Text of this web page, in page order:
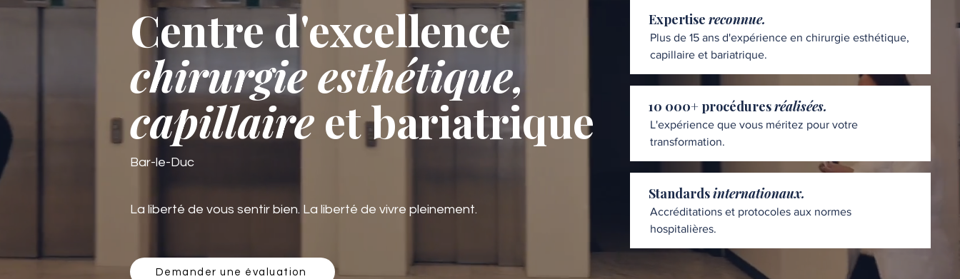
Centre d'excellence
chirurgie esthétique,
capillaire et bariatrique
Bar-le-Duc
La liberté de vous sentir bien. La liberté de vivre pleinement.
Expertise reconnue.
Plus de 15 ans d'expérience en chirurgie esthétique,
capillaire et bariatrique.
10 000+ procéduresréalisées.
L'expérience que vous méritez pour votre
transformation.
Standardsinternationaux.
Accréditations et protocoles aux normes
hospitalières.
Demander une évaluation